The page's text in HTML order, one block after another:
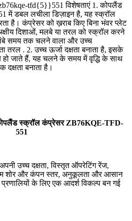
tfd{5}}551 विशेषताएं 1. कोपलैंड
में डबल लचीला डिज़ाइन है, यह स्क्रॉल
है। कंप्रेसर को ख़राब किए बिना भंवर प्लेट
दिशाओं, मलबे या तरल को स्क्रॉल करने
समय तक चलने वाला और उच्च
तरल . 2. उच्च ऊर्जा दक्षता बनाता है, इसके
जाते हैं, यह चलने के समय में वृद्धि के साथ
दक्षता बनाता है।
स्क्रॉल कंप्रेसर ZB76KQE-TFD-
551
उच्च दक्षता, विस्तृत ऑपरेटिंग रेंज,
शोर और कंपन स्तर, अनुकूलता और आसान
के लिए एक आदर्श विकल्प बन गई